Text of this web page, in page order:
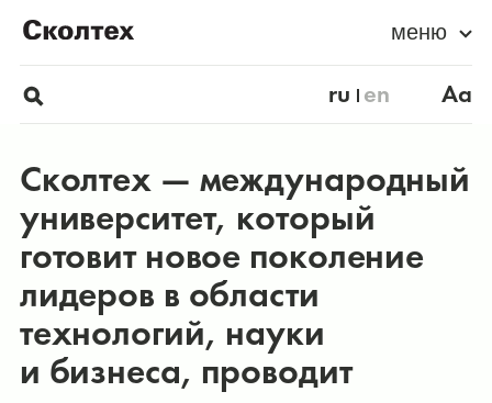
меню
ru en Aa
Сколтех — международный
университет, который
готовит новое поколение
лидеров в области
технологий, науки
и бизнеса, проводит